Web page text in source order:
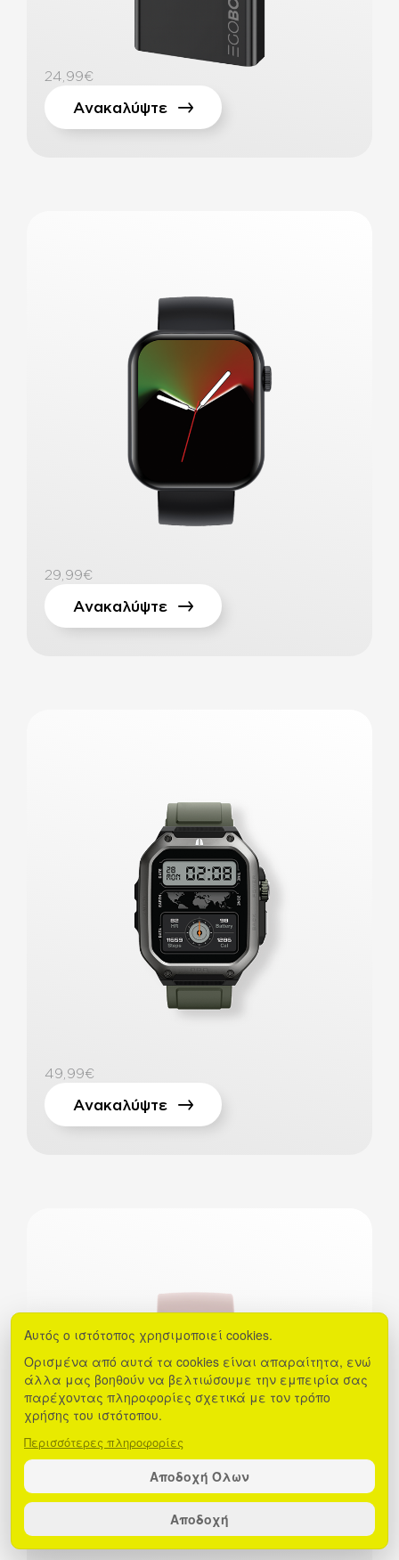
Ανακαλύψτε
24,99€
Ανακαλύψτε
29,99€
Ανακαλύψτε
49,99€
Αυτός ο ιστότοπος χρησιμοποιεί cookies.
Ορισμένα από αυτά τα cookies είναι απαραίτητα, ενώ
άλλα μας βοηθούν να βελτιώσουμε την εμπειρία σας
παρέχοντας πληροφορίες σχετικά με τον τρόπο
χρήσης του ιστότοπου.
Περισσότερες πληροφορίες
Αποδοχή Όλων
Αποδοχή